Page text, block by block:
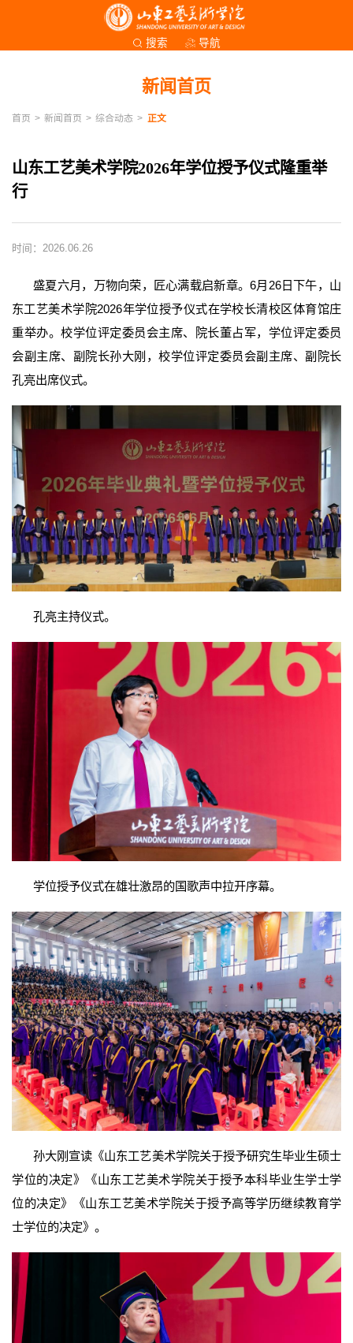
搜索 导航
新闻首页
首页 > 新闻首页 > 综合动态 > 正文
山东工艺美术学院2026年学位授予仪式隆重举
行
时间：2026.06.26
盛夏六月，万物向荣，匠心满载启新章。6月26日下午，山
东工艺美术学院2026年学位授予仪式在学校长清校区体育馆庄
重举办。校学位评定委员会主席、院长董占军，学位评定委员
会副主席、副院长孙大刚，校学位评定委员会副主席、副院长
孔亮出席仪式。
孔亮主持仪式。
学位授予仪式在雄壮激昂的国歌声中拉开序幕。
孙大刚宣读《山东工艺美术学院关于授予研究生毕业生硕士
学位的决定》《山东工艺美术学院关于授予本科毕业生学士学
位的决定》《山东工艺美术学院关于授予高等学历继续教育学
士学位的决定》。